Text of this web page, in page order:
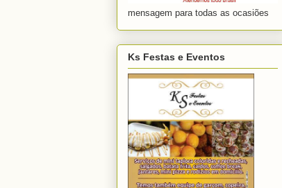
mensagem para todas as ocasiões
Ks Festas e Eventos